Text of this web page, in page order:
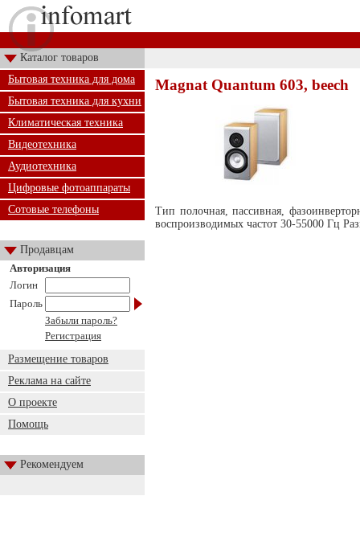
Каталог товаров
Бытовая техника для дома
Бытовая техника для кухни
Климатическая техника
Видеотехника
Аудиотехника
Цифровые фотоаппараты
Сотовые телефоны
Продавцам
Авторизация
Логин
Пароль
Забыли пароль?
Регистрация
Размещение товаров
Реклама на сайте
О проекте
Помощь
Рекомендуем
Magnat Quantum 603, beech
Тип полочная, пассивная,
воспроизводимых частот 30-55000 Гц